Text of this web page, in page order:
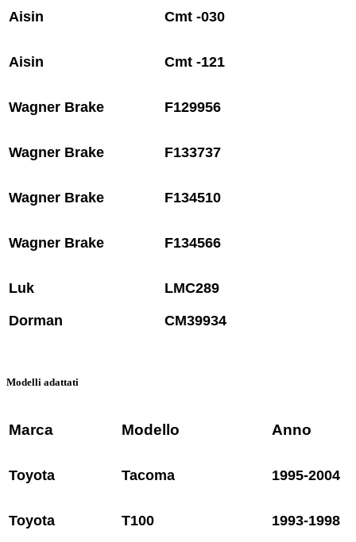
Aisin Cmt -030
Aisin Cmt -121
Wagner Brake F129956
Wagner Brake F133737
Wagner Brake F134510
Wagner Brake F134566
Luk LMC289
Dorman CM39934
Modelli adattati
Marca Modello Anno
Toyota Tacoma 1995-2004
Toyota T100 1993-1998